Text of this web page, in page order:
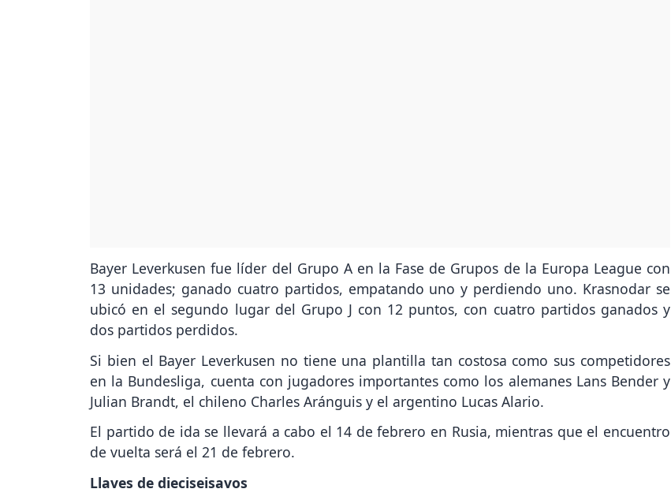
Bayer Leverkusen fue líder del Grupo A en la Fase de Grupos de la Europa League con
13 unidades; ganado cuatro partidos, empatando uno y perdiendo uno. Krasnodar se
ubicó en el segundo lugar del Grupo J con 12 puntos, con cuatro partidos ganados y
dos partidos perdidos.
Si bien el Bayer Leverkusen no tiene una plantilla tan costosa como sus competidores
en la Bundesliga, cuenta con jugadores importantes como los alemanes Lans Bender y
Julian Brandt, el chileno Charles Aránguis y el argentino Lucas Alario.
El partido de ida se llevará a cabo el 14 de febrero en Rusia, mientras que el encuentro
de vuelta será el 21 de febrero.
Llaves de dieciseisavos